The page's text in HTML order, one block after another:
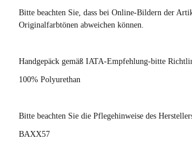
Bitte beachten Sie, dass bei Online-Bildern der
Originalfarbtönen abweichen können.
Handgepäck gemäß IATA-Empfehlung-bitte
100% Polyurethan
Bitte beachten Sie die Pflegehinweise des
BAXX57